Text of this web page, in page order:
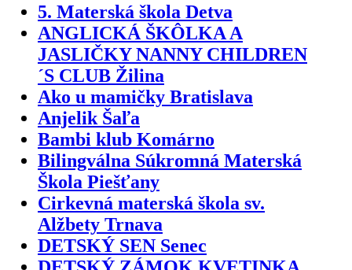
5. Materská škola Detva
ANGLICKÁ ŠKÔLKA A
JASLIČKY NANNY CHILDREN
´S CLUB Žilina
Ako u mamičky Bratislava
Anjelik Šaľa
Bambi klub Komárno
Bilingválna Súkromná Materská
Škola Piešťany
Cirkevná materská škola sv.
Alžbety Trnava
DETSKÝ SEN Senec